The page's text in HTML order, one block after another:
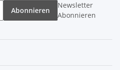
Abonnieren
Newsletter
Abonnieren